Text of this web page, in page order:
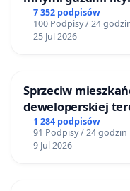
Centrum Zdrowia
7 352 podpisów
100 Podpisy / 24
25 Jul 2026
Sprzeciw
deweloperskiej
Bulwarów
1 284 podpisów
91 Podpisy / 24 godzin
9 Jul 2026